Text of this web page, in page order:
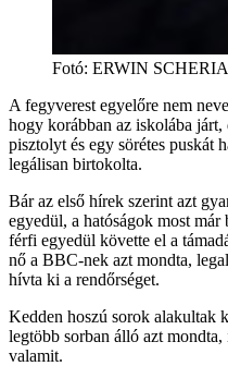
Fotó: ERWIN
A fegyverest egyelőre nem
hogy korábban az iskolába
pisztolyt és egy sörétes puskát
legálisan birtokolta.
Bár az első hírek szerint azt
egyedül, a hatóságok most
férfi egyedül követte el a
nő a BBC-nek azt mondta,
hívta ki a rendőrséget.
Kedden hoszú sorok alakultak
legtöbb sorban álló azt
valamit.